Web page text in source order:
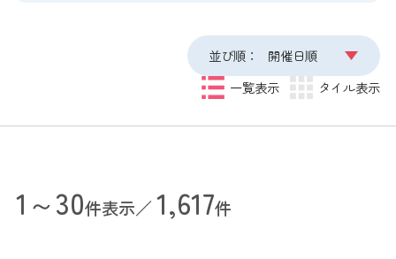
並び順：
開催日順
一覧表示
タイル表示
1～30件表示／ 1,617件